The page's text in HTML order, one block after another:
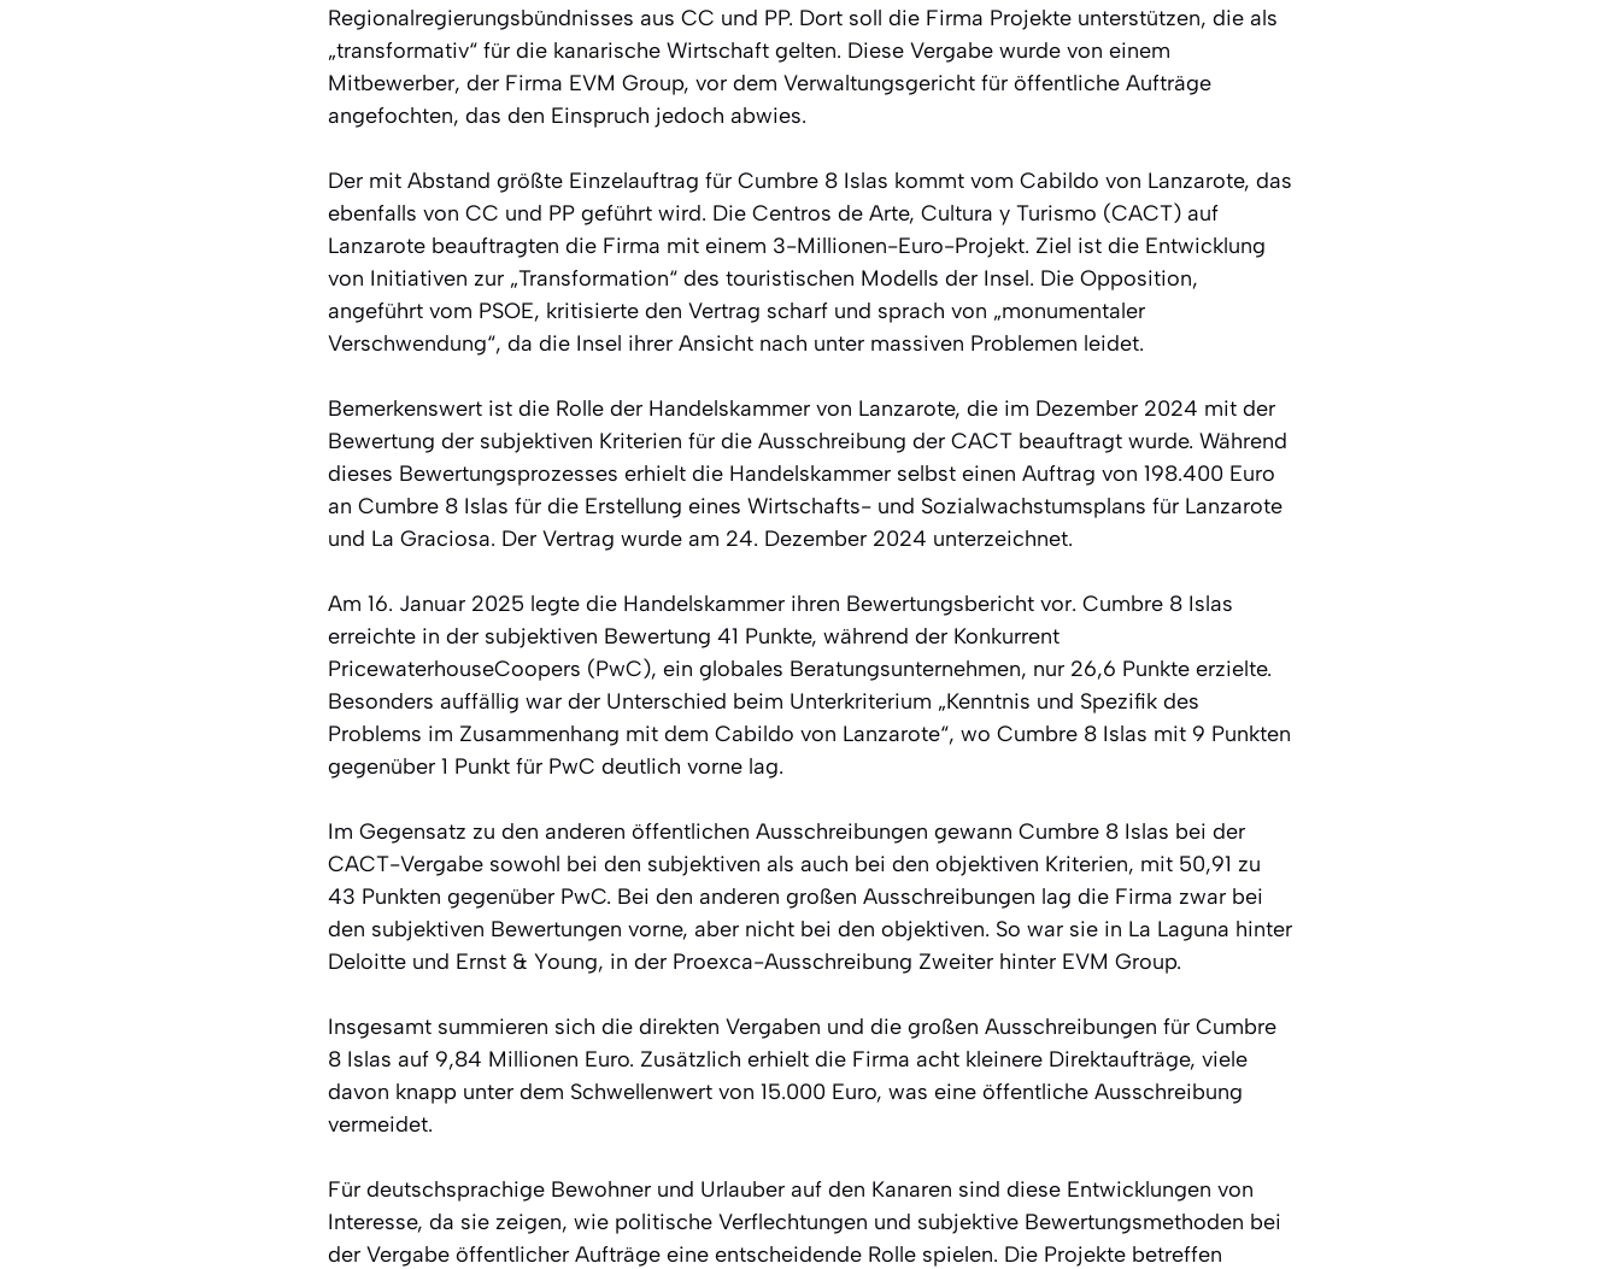
Regionalregierungsbündnisses aus CC und PP. Dort soll die Firma Projekte unterstützen, die als
„transformativ“ für die kanarische Wirtschaft gelten. Diese Vergabe wurde von einem
Mitbewerber, der Firma EVM Group, vor dem Verwaltungsgericht für öffentliche Aufträge
angefochten, das den Einspruch jedoch abwies.
Der mit Abstand größte Einzelauftrag für Cumbre 8 Islas kommt vom Cabildo von Lanzarote, das
ebenfalls von CC und PP geführt wird. Die Centros de Arte, Cultura y Turismo (CACT) auf
Lanzarote beauftragten die Firma mit einem 3-Millionen-Euro-Projekt. Ziel ist die Entwicklung
von Initiativen zur „Transformation“ des touristischen Modells der Insel. Die Opposition,
angeführt vom PSOE, kritisierte den Vertrag scharf und sprach von „monumentaler
Verschwendung“, da die Insel ihrer Ansicht nach unter massiven Problemen leidet.
Bemerkenswert ist die Rolle der Handelskammer von Lanzarote, die im Dezember 2024 mit der
Bewertung der subjektiven Kriterien für die Ausschreibung der CACT beauftragt wurde. Während
dieses Bewertungsprozesses erhielt die Handelskammer selbst einen Auftrag von 198.400 Euro
an Cumbre 8 Islas für die Erstellung eines Wirtschafts- und Sozialwachstumsplans für Lanzarote
und La Graciosa. Der Vertrag wurde am 24. Dezember 2024 unterzeichnet.
Am 16. Januar 2025 legte die Handelskammer ihren Bewertungsbericht vor. Cumbre 8 Islas
erreichte in der subjektiven Bewertung 41 Punkte, während der Konkurrent
PricewaterhouseCoopers (PwC), ein globales Beratungsunternehmen, nur 26,6 Punkte erzielte.
Besonders auffällig war der Unterschied beim Unterkriterium „Kenntnis und Spezifik des
Problems im Zusammenhang mit dem Cabildo von Lanzarote“, wo Cumbre 8 Islas mit 9 Punkten
gegenüber 1 Punkt für PwC deutlich vorne lag.
Im Gegensatz zu den anderen öffentlichen Ausschreibungen gewann Cumbre 8 Islas bei der
CACT-Vergabe sowohl bei den subjektiven als auch bei den objektiven Kriterien, mit 50,91 zu
43 Punkten gegenüber PwC. Bei den anderen großen Ausschreibungen lag die Firma zwar bei
den subjektiven Bewertungen vorne, aber nicht bei den objektiven. So war sie in La Laguna hinter
Deloitte und Ernst & Young, in der Proexca-Ausschreibung Zweiter hinter EVM Group.
Insgesamt summieren sich die direkten Vergaben und die großen Ausschreibungen für Cumbre
8 Islas auf 9,84 Millionen Euro. Zusätzlich erhielt die Firma acht kleinere Direktaufträge, viele
davon knapp unter dem Schwellenwert von 15.000 Euro, was eine öffentliche Ausschreibung
vermeidet.
Für deutschsprachige Bewohner und Urlauber auf den Kanaren sind diese Entwicklungen von
Interesse, da sie zeigen, wie politische Verflechtungen und subjektive Bewertungsmethoden bei
der Vergabe öffentlicher Aufträge eine entscheidende Rolle spielen. Die Projekte betreffen